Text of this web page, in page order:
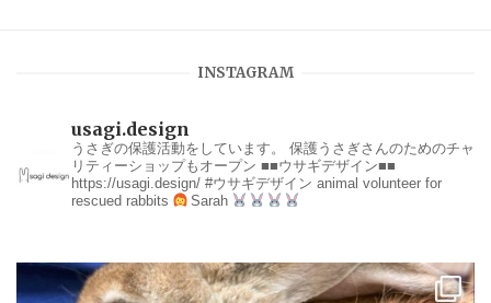
INSTAGRAM
usagi.design
うさぎの保護活動をしています。
保護うさぎさんのためのチャ
リティーショップもオープン ■■ウサギデザイン■■
https://usagi.design/ #ウサギデザイン animal volunteer for
rescued rabbits
Sarah